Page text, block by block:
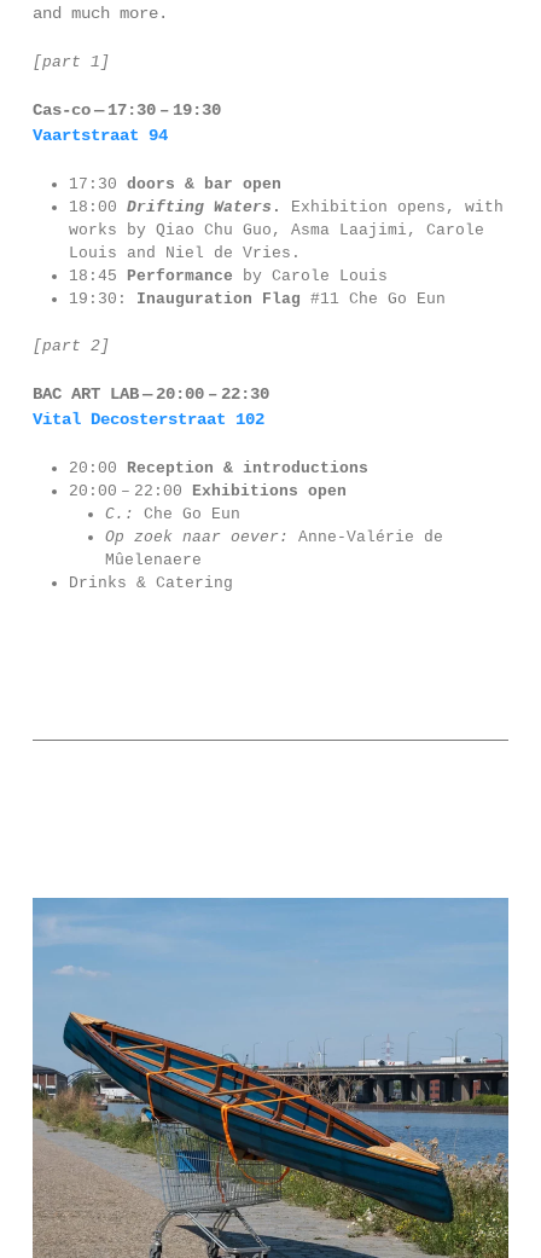
and much more.
[part 1]
Cas-co — 17:30 – 19:30
Vaartstraat 94
17:30 doors & bar open
18:00 Drifting Waters . Exhibition opens, with
works by Qiao Chu Guo, Asma Laajimi, Carole
Louis and Niel de Vries.
18:45 Performance by Carole Louis
19:30:
Inauguration Flag #11 Che Go Eun
[part 2]
BAC ART LAB — 20:00 – 22:30
Vital Decosterstraat 102
20:00 Reception & introductions
20:00 – 22:00 Exhibitions open
C.:
Che Go Eun
Op zoek naar oever:
Anne-Valérie de
Mûelenaere
Drinks & Catering